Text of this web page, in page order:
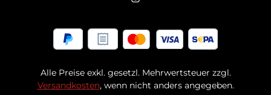
Alle Preise exkl. gesetzl. Mehrwertsteuer zzgl.
Versandkosten, wenn nicht anders angegeben.